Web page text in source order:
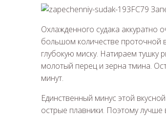
Охлажденного судака
большом количестве
глубокую миску. Натираем
молотый перец и зерна тмина.
минут.
Единственный минус этой
острые плавники. Поэтому лучше